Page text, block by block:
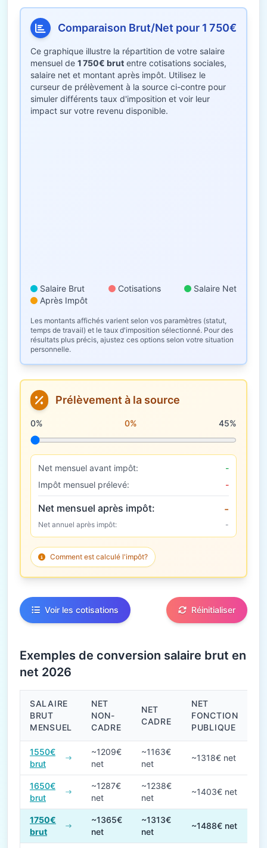
Comparaison Brut/Net pour 1 750€
Ce graphique illustre la répartition de votre salaire
mensuel de 1 750€ brut entre cotisations sociales,
salaire net et montant après impôt. Utilisez le
curseur de prélèvement à la source ci-contre pour
simuler différents taux d'imposition et voir leur
impact sur votre revenu disponible.
Salaire Brut Cotisations
Salaire Net
Après Impôt
Les montants affichés varient selon vos paramètres (statut,
temps de travail) et le taux d'imposition sélectionné. Pour des
résultats plus précis, ajustez ces options selon votre situation
personnelle.
Prélèvement à la source
Taux de prélèvement à la source
0% 0% 45%
Net mensuel avant impôt:
-
Impôt mensuel prélevé:
-
Net mensuel après impôt: -
Net annuel après impôt: -
Comment est calculé l'impôt?
Voir les cotisations Réinitialiser
Exemples de conversion salaire brut en
net 2026
Conversions de salaire brut en net en 2026
SALAIRE
BRUT
MENSUEL
NET
NON-
CADRE
NET
CADRE
NET
FONCTION
PUBLIQUE
1550€
brut
~1209€
net
~1163€
net
~1318€ net
1650€
brut
~1287€
net
~1238€
net
~1403€ net
1750€
brut
~1365€
net
~1313€
net
~1488€ net